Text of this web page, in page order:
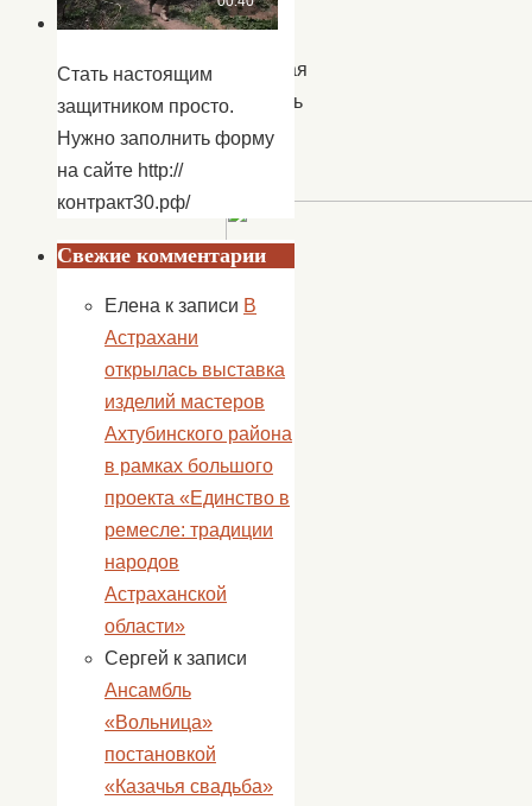
образ
привлекая
молодежь
к
Стать настоящим
защитником просто.
Нужно заполнить форму
на сайте http://
контракт30.рф/
Свежие комментарии
Елена к записи В
Астрахани
открылась выставка
изделий мастеров
Ахтубинского района
в рамках большого
проекта «Единство в
ремесле: традиции
народов
Астраханской
области»
Сергей к записи
Ансамбль
«Вольница»
постановкой
«Казачья свадьба»